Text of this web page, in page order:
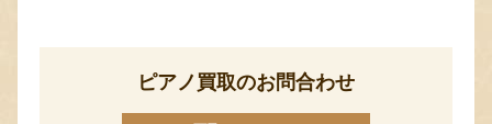
ピアノ買取のお問合わせ